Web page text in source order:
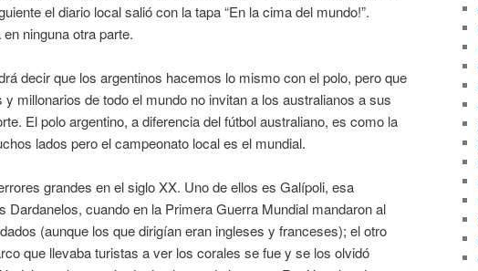
el diario local salió con la tapa “En la cima del mundo!”.
ninguna otra parte.
decir que los argentinos hacemos lo mismo con el polo, pero que
millonarios de todo el mundo no invitan a los australianos a sus
El polo argentino, a diferencia del fútbol australiano, es como la
lados pero el campeonato local es el mundial.
grandes en el siglo XX. Uno de ellos es Galípoli, esa
Dardanelos, cuando en la Primera Guerra Mundial mandaron al
(aunque los que dirigían eran ingleses y franceses); el otro
que llevaba turistas a ver los corales se fue y se los olvidó